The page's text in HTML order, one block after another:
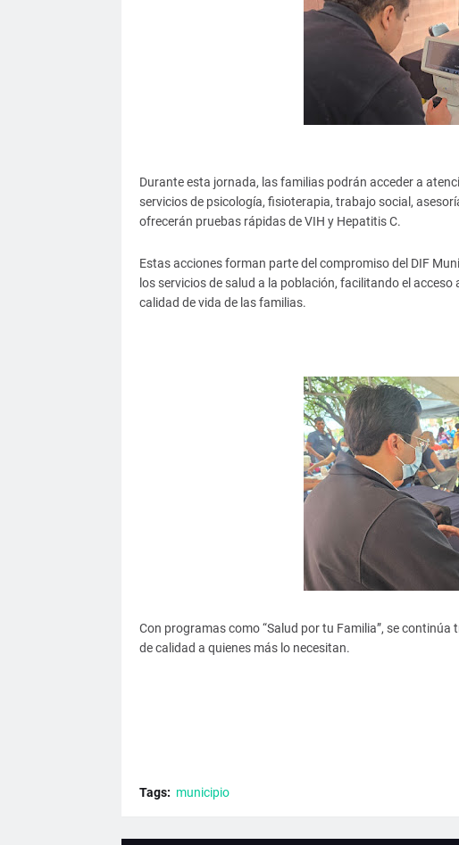
Durante esta jornada, las familias podrán acceder a
servicios de psicología, fisioterapia, trabajo social,
ofrecerán pruebas rápidas de VIH y Hepatitis C.
Estas acciones forman parte del compromiso del DIF
los servicios de salud a la población, facilitando el
calidad de vida de las familias.
Con programas como “Salud por tu Familia”, se
de calidad a quienes más lo necesitan.
Tags: municipio